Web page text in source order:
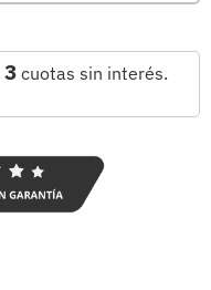
3 cuotas sin interés.